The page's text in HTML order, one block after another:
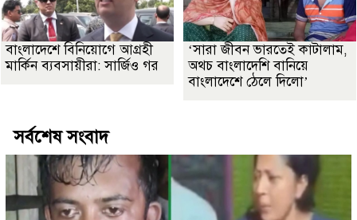
বাংলাদেশে বিনিয়োগে আগ্রহী
মার্কিন ব্যবসায়ীরা: সার্জিও গর
‘সারা জীবন ভারতেই কাটালাম,
অথচ বাংলাদেশি বানিয়ে
বাংলাদেশে ঠেলে দিলো’
সর্বশেষ সংবাদ